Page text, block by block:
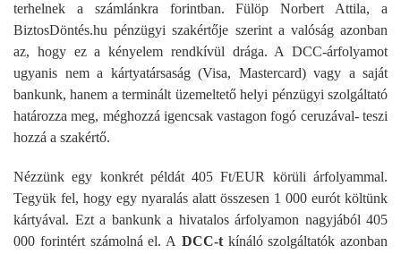
terhelnek a számlánkra forintban. Fülöp Norbert Attila, a
BiztosDöntés.hu pénzügyi szakértője szerint a valóság azonban
az, hogy ez a kényelem rendkívül drága. A DCC-árfolyamot
ugyanis nem a kártyatársaság (Visa, Mastercard) vagy a saját
bankunk, hanem a terminált üzemeltető helyi pénzügyi szolgáltató
határozza meg, méghozzá igencsak vastagon fogó ceruzával- teszi
hozzá a szakértő.
Nézzünk egy konkrét példát 405 Ft/EUR körüli árfolyammal.
Tegyük fel, hogy egy nyaralás alatt összesen 1 000 eurót költünk
kártyával. Ezt a bankunk a hivatalos árfolyamon nagyjából 405
000 forintért számolná el. A DCC-t kínáló szolgáltatók azonban